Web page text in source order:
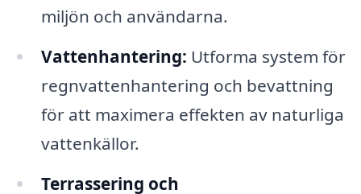
miljön och användarna.
Vattenhantering: Utforma system för
regnvattenhantering och bevattning
för att maximera effekten av naturliga
vattenkällor.
Terrassering och